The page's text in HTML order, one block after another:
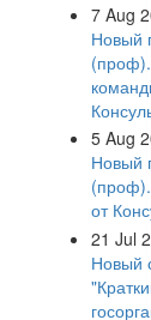
7 Aug
Новый
5 Aug
Новый
от
21 Jul
Новый